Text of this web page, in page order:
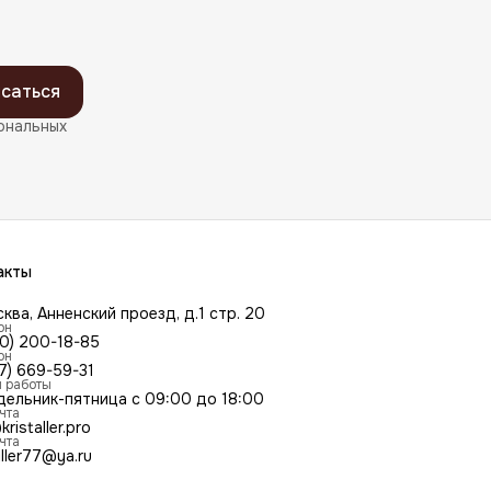
Анненский проезд, д.1 стр. 20
200-18-85
669-59-31
работы
пятница с 09:00 до 18:00